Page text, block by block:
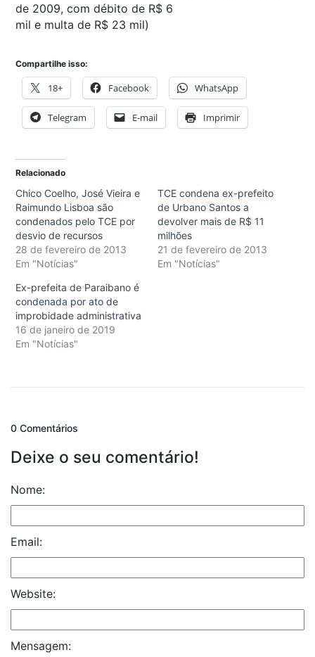
de 2009, com débito de R$ 6
mil e multa de R$ 23 mil)
Compartilhe isso:
18+ Facebook WhatsApp
Telegram E-mail Imprimir
Relacionado
Chico Coelho, José Vieira e
Raimundo Lisboa são
condenados pelo TCE por
desvio de recursos
28 de fevereiro de 2013
Em "Notícias"
TCE condena ex-prefeito
de Urbano Santos a
devolver mais de R$ 11
milhões
21 de fevereiro de 2013
Em "Notícias"
Ex-prefeita de Paraibano é
condenada por ato de
improbidade administrativa
16 de janeiro de 2019
Em "Notícias"
0 Comentários
Deixe o seu comentário!
Nome:
Email:
Website:
Mensagem: